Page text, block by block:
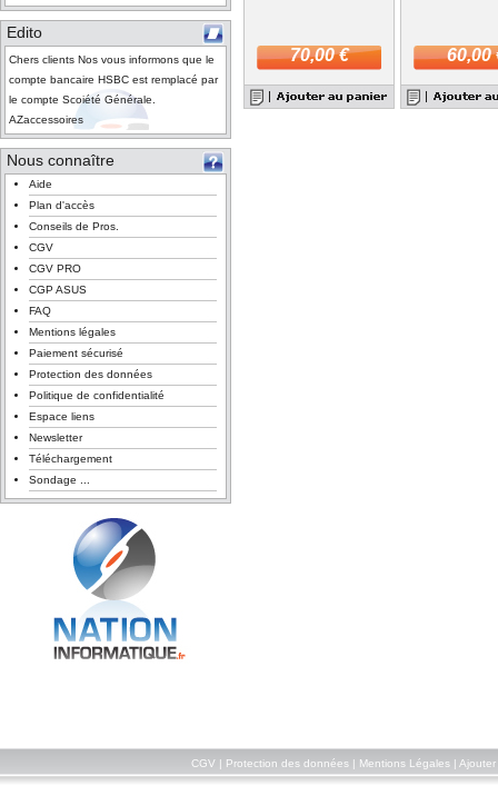
Edito
Chers clients Nos vous informons que le
compte bancaire HSBC est remplacé par
le compte Scoiété Générale.
AZaccessoires
Nous connaître
Aide
Plan d'accès
Conseils de Pros.
CGV
CGV PRO
CGP ASUS
FAQ
Mentions légales
Paiement sécurisé
Protection des données
Politique de confidentialité
Espace liens
Newsletter
Téléchargement
Sondage ...
70,00 € 60,00
CGV Protection des données| Mentions Légales| Ajouter